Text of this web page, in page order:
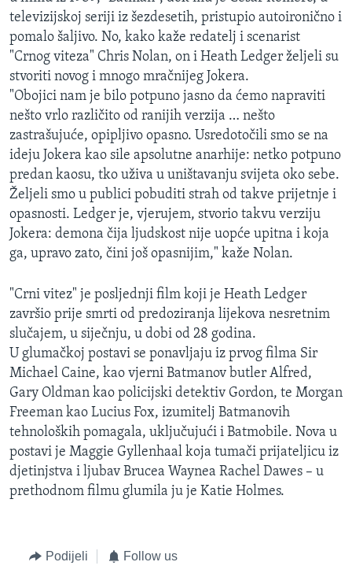
televizijskoj seriji iz šezdesetih, pristupio autoironično i
pomalo šaljivo. No, kako kaže redatelj i scenarist
"Crnog viteza" Chris Nolan, on i Heath Ledger željeli su
stvoriti novog i mnogo mračnijeg Jokera.
"Obojici nam je bilo potpuno jasno da ćemo napraviti
nešto vrlo različito od ranijih verzija … nešto
zastrašujuće, opipljivo opasno. Usredotočili smo se na
ideju Jokera kao sile apsolutne anarhije: netko potpuno
predan kaosu, tko uživa u uništavanju svijeta oko sebe.
Željeli smo u publici pobuditi strah od takve prijetnje i
opasnosti. Ledger je, vjerujem, stvorio takvu verziju
Jokera: demona čija ljudskost nije uopće upitna i koja
ga, upravo zato, čini još opasnijim," kaže Nolan.
"Crni vitez" je posljednji film koji je Heath Ledger
završio prije smrti od predoziranja lijekova nesretnim
slučajem, u siječnju, u dobi od 28 godina.
U glumačkoj postavi se ponavljaju iz prvog filma Sir
Michael Caine, kao vjerni Batmanov butler Alfred,
Gary Oldman kao policijski detektiv Gordon, te Morgan
Freeman kao Lucius Fox, izumitelj Batmanovih
tehnoloških pomagala, uključujući i Batmobile. Nova u
postavi je Maggie Gyllenhaal koja tumači prijateljicu iz
djetinjstva i ljubav Brucea Waynea Rachel Dawes – u
prethodnom filmu glumila ju je Katie Holmes.
Podijeli Follow us